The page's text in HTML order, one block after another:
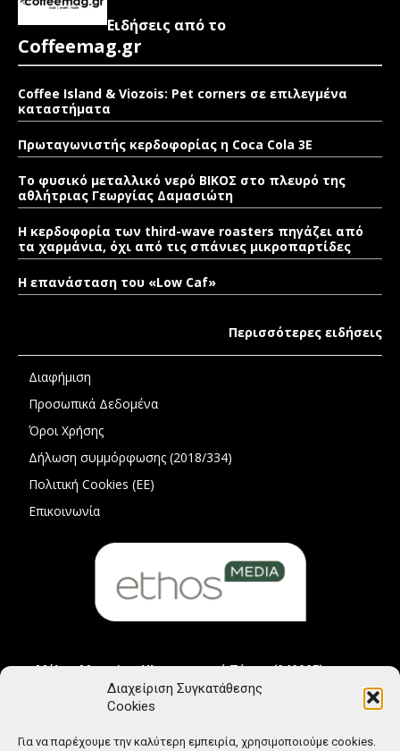
Διαχείριση Συγκατάθεσης
Cookies
Για να παρέχουμε την καλύτερη εμπειρία, χρησιμοποιούμε cookies.
Ειδήσεις από το
Coffeemag.gr
Coffee Island & Viozois: Pet corners σε επιλεγμένα
καταστήματα
Πρωταγωνιστής κερδοφορίας η Coca Cola 3E
Το φυσικό μεταλλικό νερό ΒΙΚΟΣ στο πλευρό της
αθλήτριας Γεωργίας Δαμασιώτη
Η κερδοφορία των third-wave roasters πηγάζει από
τα χαρμάνια, όχι από τις σπάνιες μικροπαρτίδες
Η επανάσταση του «Low Caf»
Περισσότερες ειδήσεις
Διαφήμιση
Προσωπικά Δεδομένα
Όροι Χρήσης
Δήλωση συμμόρφωσης (2018/334)
Πολιτική Cookies (ΕΕ)
Επικοινωνία
Μέλος Μητρώου Ηλεκτρονικού Τύπου (242225)